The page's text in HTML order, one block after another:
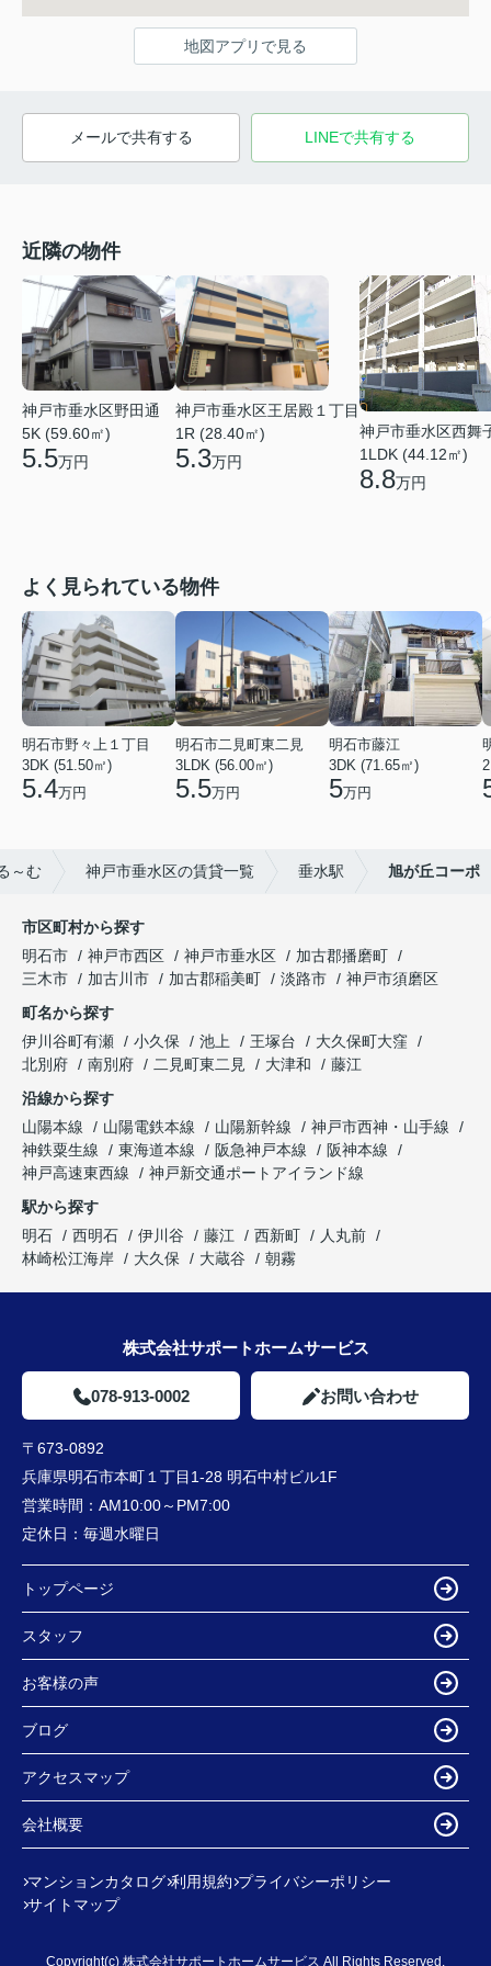
地図アプリで見る
メールで共有する LINEで共有する
近隣の物件
神戸市垂水区野田通
5K (59.60㎡)
5.5万円
神戸市垂水区王居殿１丁目
1R (28.40㎡)
5.3万円
神戸市垂水区西舞
1LDK (44.12㎡)
8.8万円
よく見られている物件
明石市野々上１丁目
3DK (51.50㎡)
5.4万円
明石市二見町東二見
3LDK (56.00㎡)
5.5万円
明石市藤江
3DK (71.65㎡)
5万円
～む 神戸市垂水区の賃貸一覧 垂水駅 旭が丘コーポ
市区町村から探す
明石市
神戸市西区 神戸市垂水区
加古郡播磨町
三木市
加古川市 加古郡稲美町 淡路市
神戸市須磨区
町名から探す
伊川谷町有瀬
小久保 池上 王塚台
大久保町大窪
北別府
南別府 二見町東二見 大津和
藤江
沿線から探す
山陽本線
山陽電鉄本線 山陽新幹線
神戸市西神・山手線
神鉄粟生線
東海道本線 阪急神戸本線
阪神本線
神戸高速東西線
神戸新交通ポートアイランド線
駅から探す
明石
西明石 伊川谷 藤江 西新町
人丸前
林崎松江海岸
大久保 大蔵谷 朝霧
株式会社サポートホームサービス
078-913-0002 お問い合わせ
〒673-0892
兵庫県明石市本町１丁目1-28 明石中村ビル1F
営業時間： AM10:00～PM7:00
定休日： 毎週水曜日
トップページ
スタッフ
お客様の声
ブログ
アクセスマップ
会社概要
マンションカタログ 利用規約 プライバシーポリシー
サイトマップ
Copyright(c) 株式会社サポートホームサービス All Rights Reserved.